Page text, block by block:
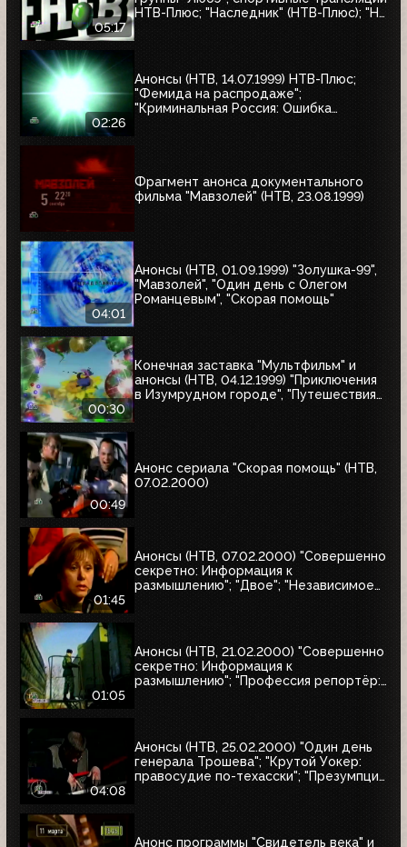
05:17
НТВ-Плюс; "Наследник" (НТВ-Плюс); "Не
02:26
Анонсы (НТВ, 14.07.1999) НТВ-Плюс;
"Фемида на распродаже";
"Криминальная Россия: Ошибка
Фрагмент анонса документального
фильма "Мавзолей" (НТВ, 23.08.1999)
04:01
Анонсы (НТВ, 01.09.1999) "Золушка-99",
"Мавзолей", "Один день с Олегом
Романцевым", "Скорая помощь"
00:30
Конечная заставка "Мультфильм" и
анонсы (НТВ, 04.12.1999) "Приключения
в Изумрудном городе", "Путешествия
00:49
Анонс сериала "Скорая помощь" (НТВ,
07.02.2000)
01:45
Анонсы (НТВ, 07.02.2000) "Совершенно
секретно: Информация к
размышлению"; "Двое"; "Независимое
01:05
Анонсы (НТВ, 21.02.2000) "Совершенно
секретно: Информация к
размышлению"; "Профессия репортёр:
04:08
Анонсы (НТВ, 25.02.2000) "Один день
генерала Трошева"; "Крутой Уокер:
правосудие по-техасски"; "Презумпция
Анонс программы "Свидетель века" и